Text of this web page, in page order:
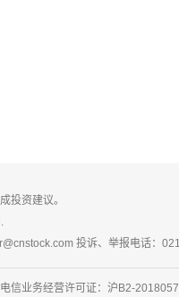
投资建议。
投诉、举报电话：
业务经营许可证：沪B2-